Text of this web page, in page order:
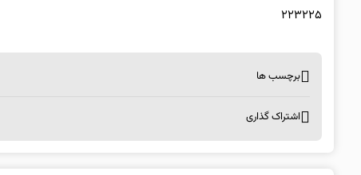
۲۲۳۲۲۵
برچسب ها
اشتراک گذاری